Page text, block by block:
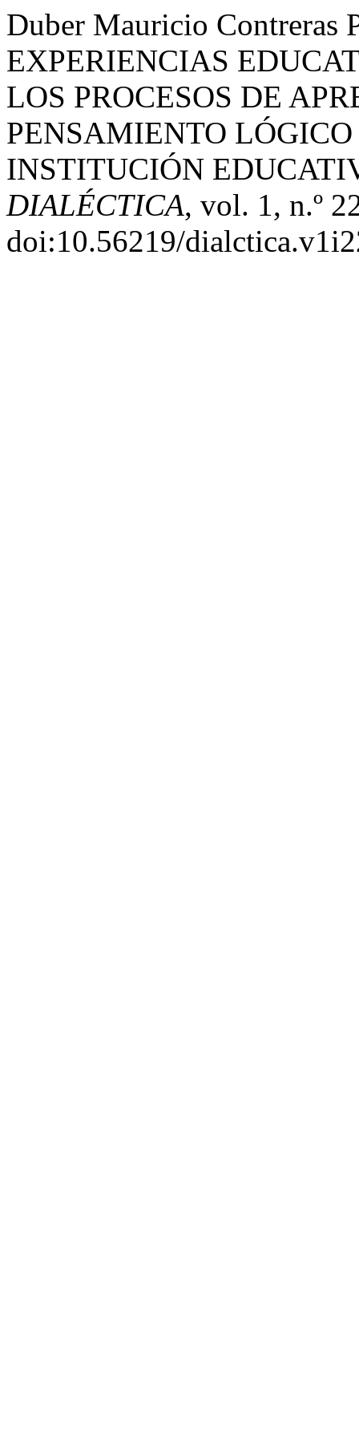
Duber Mauricio Contreras
EXPERIENCIAS
LOS PROCESOS DE
PENSAMIENTO
INSTITUCIÓN
DIALÉCTICA, vol. 1, n.º
doi:10.56219/